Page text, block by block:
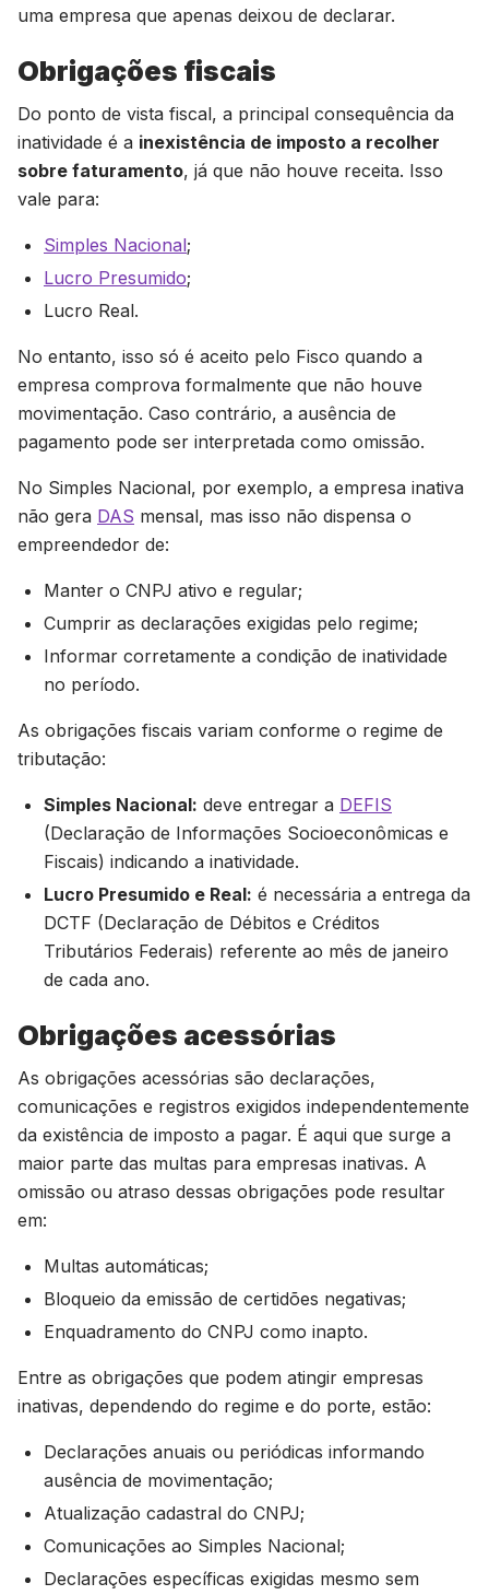
uma empresa que apenas deixou de declarar.
Obrigações fiscais
Do ponto de vista fiscal, a principal consequência da
inatividade é a inexistência de imposto a recolher
sobre faturamento, já que não houve receita. Isso
vale para:
Simples Nacional;
Lucro Presumido;
Lucro Real.
No entanto, isso só é aceito pelo Fisco quando a
empresa comprova formalmente que não houve
movimentação. Caso contrário, a ausência de
pagamento pode ser interpretada como omissão.
No Simples Nacional, por exemplo, a empresa inativa
não gera DAS mensal, mas isso não dispensa o
empreendedor de:
Manter o CNPJ ativo e regular;
Cumprir as declarações exigidas pelo regime;
Informar corretamente a condição de inatividade
no período.
As obrigações fiscais variam conforme o regime de
tributação:
Simples Nacional: deve entregar a DEFIS
(Declaração de Informações Socioeconômicas e
Fiscais) indicando a inatividade.
Lucro Presumido e Real: é necessária a entrega da
DCTF (Declaração de Débitos e Créditos
Tributários Federais) referente ao mês de janeiro
de cada ano.
Obrigações acessórias
As obrigações acessórias são declarações,
comunicações e registros exigidos independentemente
da existência de imposto a pagar. É aqui que surge a
maior parte das multas para empresas inativas. A
omissão ou atraso dessas obrigações pode resultar
em:
Multas automáticas;
Bloqueio da emissão de certidões negativas;
Enquadramento do CNPJ como inapto.
Entre as obrigações que podem atingir empresas
inativas, dependendo do regime e do porte, estão:
Declarações anuais ou periódicas informando
ausência de movimentação;
Atualização cadastral do CNPJ;
Comunicações ao Simples Nacional;
Declarações específicas exigidas mesmo sem